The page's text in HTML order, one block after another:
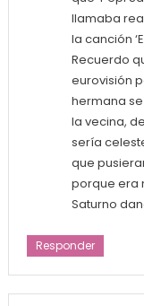
llamaba
la canción
Recuerdo
eurovisión
hermana
la vecina,
sería
que
porque era
Saturno
Responder